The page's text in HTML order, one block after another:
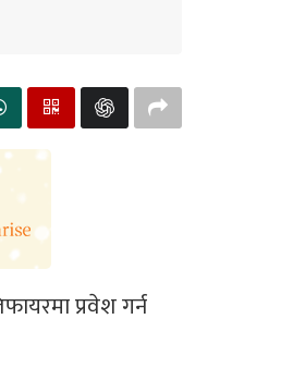
प्रवेश गर्न